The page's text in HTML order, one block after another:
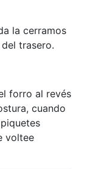
la cerramos
trasero.
forro al revés
cuando
voltee